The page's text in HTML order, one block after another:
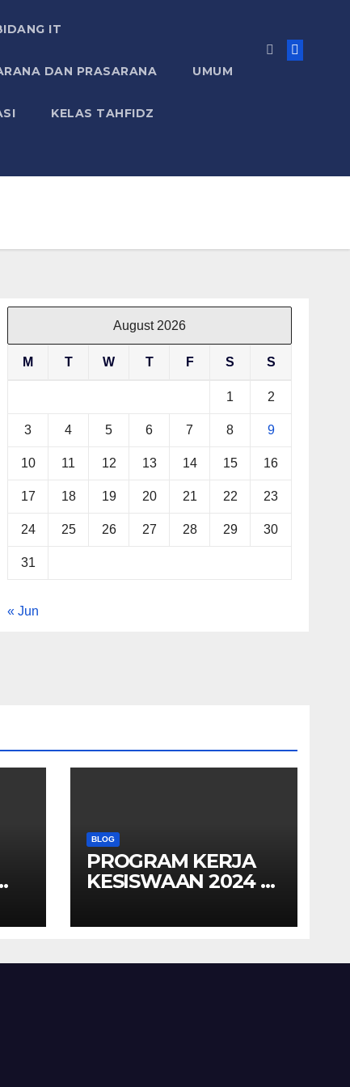
IT
DAN PRASARANA UMUM
KELAS TAHFIDZ
August 2026
M T W T F S S
1 2
3 4 5 6 7 8 9
10 11 12 13 14 15 16
17 18 19 20 21 22 23
24 25 26 27 28 29 30
31
« Jun
BLOG
PROGRAM KERJA
KESISWAAN 2024 –